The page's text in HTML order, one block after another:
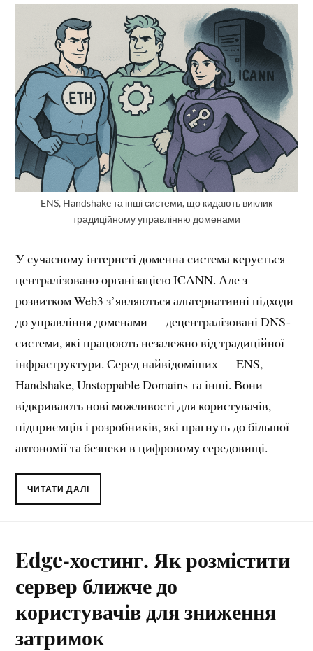
ENS, Handshake та інші системи, що кидають виклик
традиційному управлінню доменами
У сучасному інтернеті доменна система керується
централізовано організацією ICANN. Але з
розвитком Web3 з’являються альтернативні підходи
до управління доменами — децентралізовані DNS -
системи, які працюють незалежно від традиційної
інфраструктури. Серед найвідоміших — ENS,
Handshake, Unstoppable Domains та інші. Вони
відкривають нові можливості для користувачів,
підприємців і розробників, які прагнуть до більшої
автономії та безпеки в цифровому середовищі.
ЧИТАТИ ДАЛІ
Edge‑хостинг. Як розмістити
сервер ближче до
користувачів для зниження
затримок